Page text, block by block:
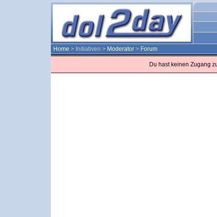
Home > Initiativen > Moderator > Forum
Du hast keinen Zugang